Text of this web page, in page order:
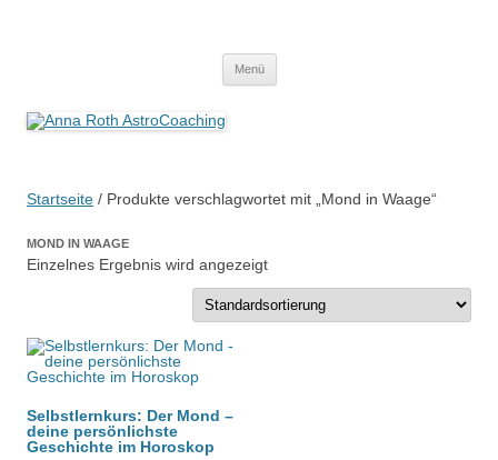
Menü
Startseite / Produkte verschlagwortet mit „Mond in Waage“
MOND IN WAAGE
Einzelnes Ergebnis wird angezeigt
Selbstlernkurs: Der Mond –
deine persönlichste
Geschichte im Horoskop